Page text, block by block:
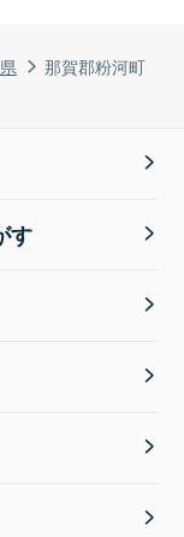
那賀郡粉河町
す